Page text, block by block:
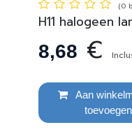
(0
H11 halogeen
8,68 €
Aan
toevoegen